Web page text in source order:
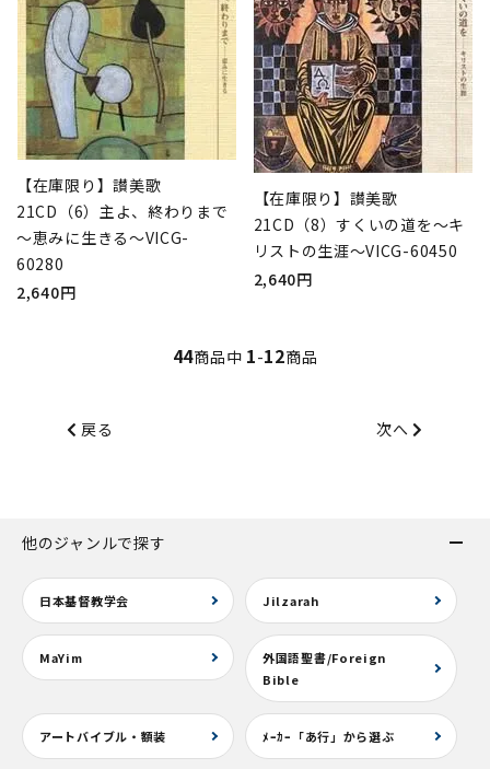
【在庫限り】讃美歌
21CD（6）主よ、終わりまで
～恵みに生きる～VICG-
60280
2,640円
【在庫限り】讃美歌
21CD（8）すくいの道を～キ
リストの生涯～VICG-60450
2,640円
44商品中 1-12商品
戻る 次へ
他のジャンルで探す
日本基督教学会 Jilzarah
MaYim
外国語聖書/Foreign
Bible
アートバイブル・額装 ﾒｰｶｰ「あ行」から選ぶ